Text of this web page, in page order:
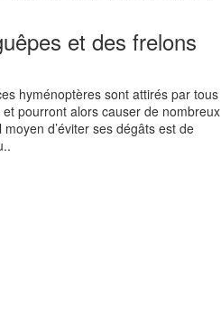
et des frelons
hyménoptères sont attirés par tous
pourront alors causer de nombreux
d’éviter ses dégâts est de